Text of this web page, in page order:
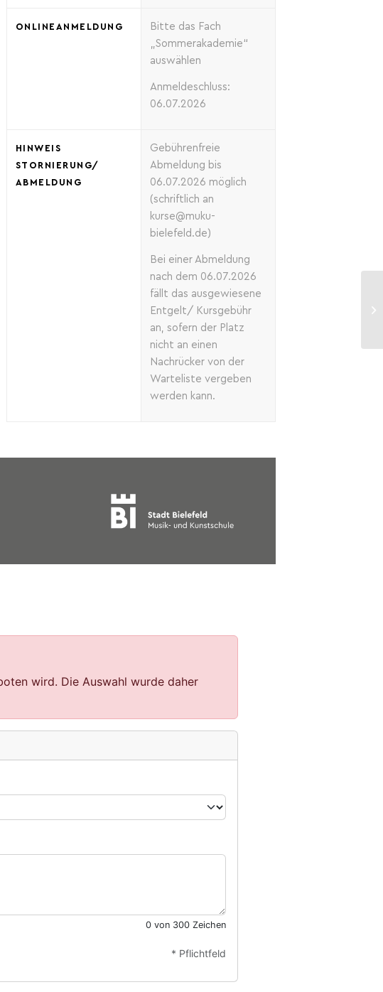
ONLINEANMELDUNG
Bitte das Fach
„Sommerakademie“
auswählen
Anmeldeschluss:
06.07.2026
HINWEIS
STORNIERUNG/
ABMELDUNG
Gebührenfreie
Abmeldung bis
06.07.2026 möglich
(schriftlich an
kurse@muku-
bielefeld.de)
Bei einer Abmeldung
nach dem 06.07.2026
fällt das ausgewiesene
Entgelt/ Kursgebühr
an, sofern der Platz
nicht an einen
Nachrücker von der
Warteliste vergeben
werden kann.